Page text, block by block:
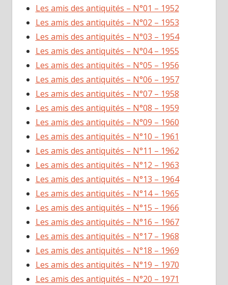
Les amis des antiquités – N°01 – 1952
Les amis des antiquités – N°02 – 1953
Les amis des antiquités – N°03 – 1954
Les amis des antiquités – N°04 – 1955
Les amis des antiquités – N°05 – 1956
Les amis des antiquités – N°06 – 1957
Les amis des antiquités – N°07 – 1958
Les amis des antiquités – N°08 – 1959
Les amis des antiquités – N°09 – 1960
Les amis des antiquités – N°10 – 1961
Les amis des antiquités – N°11 – 1962
Les amis des antiquités – N°12 – 1963
Les amis des antiquités – N°13 – 1964
Les amis des antiquités – N°14 – 1965
Les amis des antiquités – N°15 – 1966
Les amis des antiquités – N°16 – 1967
Les amis des antiquités – N°17 – 1968
Les amis des antiquités – N°18 – 1969
Les amis des antiquités – N°19 – 1970
Les amis des antiquités – N°20 – 1971